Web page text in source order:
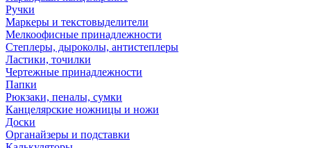
Ручки
Маркеры и текстовыделители
Мелкоофисные принадлежности
Степлеры, дыроколы, антистеплеры
Ластики, точилки
Чертежные принадлежности
Папки
Рюкзаки, пеналы, сумки
Канцелярские ножницы и ножи
Доски
Органайзеры и подставки